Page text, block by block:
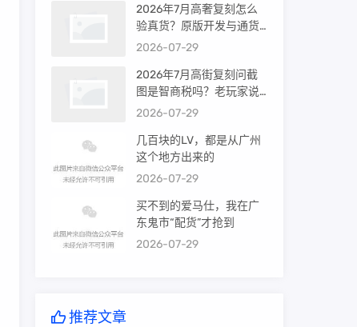
2026年7月高奢复刻怎么
验真货？原版开发与通货
差距到底多大
2026-07-29
2026年7月高街复刻问截
图是智商税吗？老玩家说
出真相
2026-07-29
几百块的LV，都是从广州
这个地方出来的
2026-07-29
买不到的爱马仕，我在广
东鬼市“配货”才抢到
2026-07-29
推荐文章